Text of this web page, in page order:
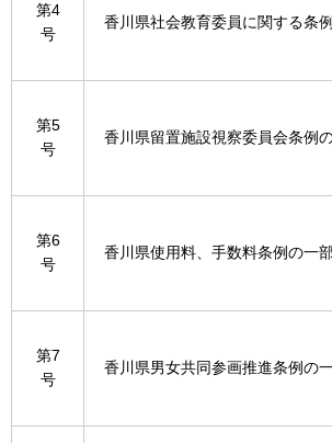
第4
号
香川県社会教育委員に関する条
第5
号
香川県留置施設視察委員会条例
第6
号
香川県使用料、手数料条例の一
第7
号
香川県男女共同参画推進条例の